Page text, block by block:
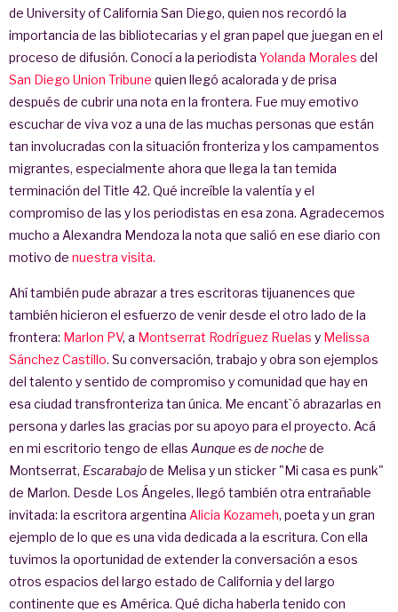
de University of California San Diego, quien nos recordó la
importancia de las bibliotecarias y el gran papel que juegan en el
proceso de difusión. Conocí a la periodista Yolanda Morales del
San Diego Union Tribune quien llegó acalorada y de prisa
después de cubrir una nota en la frontera. Fue muy emotivo
escuchar de viva voz a una de las muchas personas que están
tan involucradas con la situación fronteriza y los campamentos
migrantes, especialmente ahora que llega la tan temida
terminación del Title 42. Qué increíble la valentía y el
compromiso de las y los periodistas en esa zona. Agradecemos
mucho a Alexandra Mendoza la nota que salió en ese diario con
motivo de nuestra visita.
Ahí también pude abrazar a tres escritoras tijuanences que
también hicieron el esfuerzo de venir desde el otro lado de la
frontera: Marlon PV, a Montserrat Rodríguez Ruelas y Melissa
Sánchez Castillo. Su conversación, trabajo y obra son ejemplos
del talento y sentido de compromiso y comunidad que hay en
esa ciudad transfronteriza tan única. Me encant`ó abrazarlas en
persona y darles las gracias por su apoyo para el proyecto. Acá
en mi escritorio tengo de ellas Aunque es de nochede
Montserrat, Escarabajode Melisa y un sticker "Mi casa es punk"
de Marlon. Desde Los Ángeles, llegó también otra entrañable
invitada: la escritora argentina Alicia Kozameh, poeta y un gran
ejemplo de lo que es una vida dedicada a la escritura. Con ella
tuvimos la oportunidad de extender la conversación a esos
otros espacios del largo estado de California y del largo
continente que es América. Qué dicha haberla tenido con